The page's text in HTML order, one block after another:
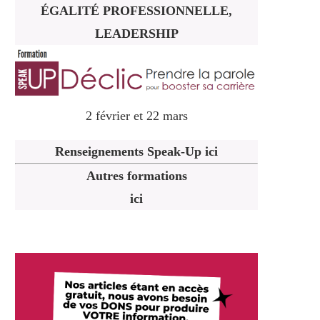
ÉGALITÉ PROFESSIONNELLE,
LEADERSHIP
2 février et 22 mars
Renseignements Speak-Up ici
Autres formations
ici